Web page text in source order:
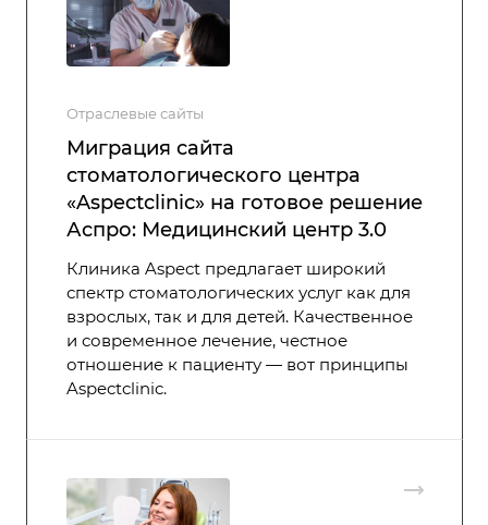
Отраслевые сайты
Миграция сайта
стоматологического центра
«Aspectclinic» на готовое решение
Аспро: Медицинский центр 3.0
Клиника Aspect предлагает широкий
спектр стоматологических услуг как для
взрослых, так и для детей. Качественное
и современное лечение, честное
отношение к пациенту — вот принципы
Aspectclinic.